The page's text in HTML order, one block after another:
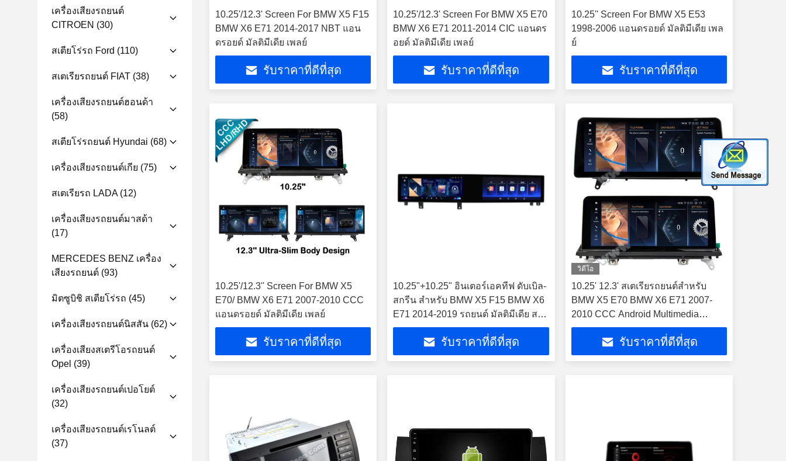
เครื่องเสียงรถยนต์
CITROEN (30)
สเตียโร่รถ Ford (110)
สเตเรียรถยนต์ FIAT (38)
เครื่องเสียงรถยนต์ฮอนด้า
(58)
สเตียโร่รถยนต์ Hyundai (68)
เครื่องเสียงรถยนต์เกีย (75)
สเตเรียรถ LADA(12)
เครื่องเสียงรถยนต์มาสด้า
(17)
MERCEDES BENZ เครื่อง
เสียงรถยนต์ (93)
มิตซูบิชิ สเตียโร่รถ (45)
เครื่องเสียงรถยนต์นิสสัน (62)
เครื่องเสียงสเตรีโอรถยนต์
Opel (39)
เครื่องเสียงรถยนต์เปอโยต์
(32)
เครื่องเสียงรถยนต์เรโนลต์
(37)
10.25'/12.3' Screen For BMW X5 F15
BMW X6 E71 2014-2017 NBT แอน
ดรอยด์ มัลติมีเดีย เพลย์
รับราคาที่ดีที่สุด
10.25'/12.3' Screen For BMW X5 E70
BMW X6 E71 2011-2014 CIC แอนดร
อยด์ มัลติมีเดีย เพลย์
รับราคาที่ดีที่สุด
10.25'' Screen For BMW X5 E53
1998-2006 แอนดรอยด์ มัลติมีเดีย เพล
ย์
รับราคาที่ดีที่สุด
10.25'/12.3'' Screen For BMW X5
E70/ BMW X6 E71 2007-2010 CCC
แอนดรอยด์ มัลติมีเดีย เพลย์
รับราคาที่ดีที่สุด
10.25"+10.25" อินเตอร์เอคทีฟ ดับเบิล-
สกรีน สําหรับ BMW X5 F15 BMW X6
E71 2014-2019 รถยนต์ มัลติมีเดีย สเต
เรีย GPS CarPlay Player
รับราคาที่ดีที่สุด
วิดีโอ
10.25' 12.3' สเตเรียรถยนต์สําหรับ
BMW X5 E70 BMW X6 E71 2007-
2010 CCC Android Multimedia
Player
รับราคาที่ดีที่สุด